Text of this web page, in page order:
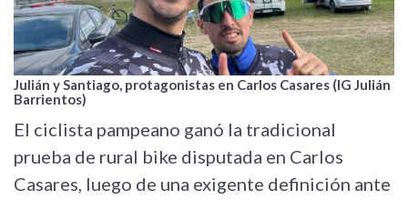
Julián y Santiago, protagonistas en Carlos Casares (IG Julián
Barrientos)
El ciclista pampeano ganó la tradicional
prueba de rural bike disputada en Carlos
Casares, luego de una exigente definición ante